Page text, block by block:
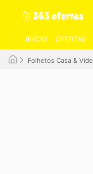
INÍCIO OFERTAS
Folhetos Casa &